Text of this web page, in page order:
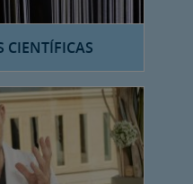
CIENTÍFICAS